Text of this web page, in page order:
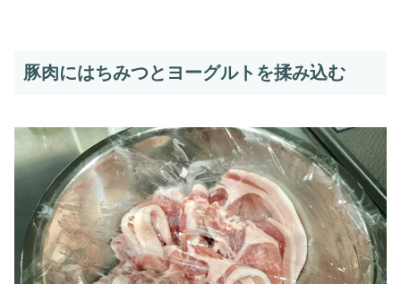
豚肉にはちみつとヨーグルトを揉み込む